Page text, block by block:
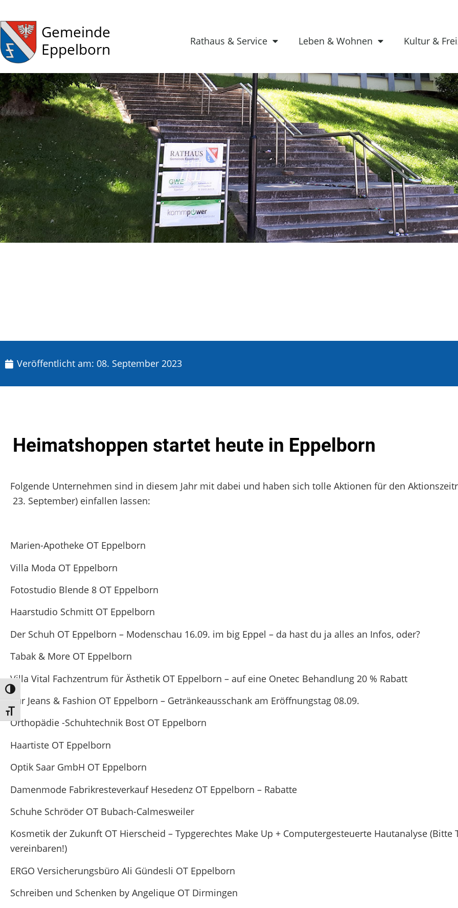
Umschalten auf hohe Kontraste
Schrift vergrößern
Gemeinde
Eppelborn
Rathaus & Service Leben & Wohnen Kultur &
Veröffentlicht am: 08. September 2023
Heimatshoppen startet heute in Eppelborn
Folgende Unternehmen sind in diesem Jahr mit dabei und haben sich tolle Aktionen für den
23. September) einfallen lassen:
Marien-Apotheke OT Eppelborn
Villa Moda OT Eppelborn
Fotostudio Blende 8 OT Eppelborn
Haarstudio Schmitt OT Eppelborn
Der Schuh OT Eppelborn – Modenschau 16.09. im big Eppel – da hast du ja alles an Infos, oder?
Tabak & More OT Eppelborn
Villa Vital Fachzentrum für Ästhetik OT Eppelborn – auf eine Onetec Behandlung 20 % Rabatt
Pur Jeans & Fashion OT Eppelborn – Getränkeausschank am Eröffnungstag 08.09.
Orthopädie -Schuhtechnik Bost OT Eppelborn
Haartiste OT Eppelborn
Optik Saar GmbH OT Eppelborn
Damenmode Fabrikresteverkauf Hesedenz OT Eppelborn – Rabatte
Schuhe Schröder OT Bubach-Calmesweiler
Kosmetik der Zukunft OT Hierscheid – Typgerechtes Make Up + Computergesteuerte Hautanalyse (Bitte
vereinbaren!)
ERGO Versicherungsbüro Ali Gündesli OT Eppelborn
Schreiben und Schenken by Angelique OT Dirmingen